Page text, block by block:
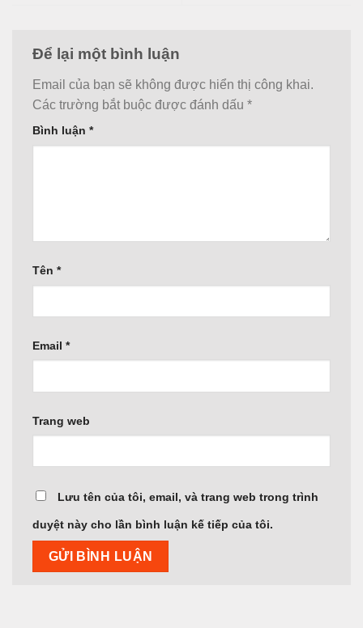
Để lại một bình luận
Email của bạn sẽ không được hiển thị công khai.
Các trường bắt buộc được đánh dấu *
Bình luận *
Tên *
Email *
Trang web
Lưu tên của tôi, email, và trang web trong trình
duyệt này cho lần bình luận kế tiếp của tôi.